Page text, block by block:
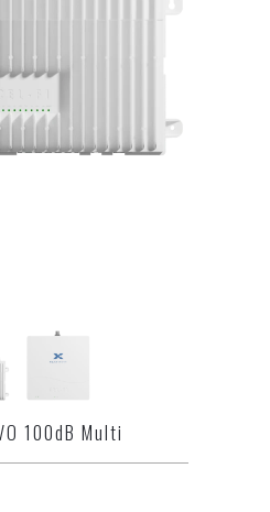
100dB Multi